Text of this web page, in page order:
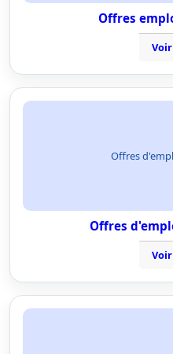
Offres
Offres
Offres